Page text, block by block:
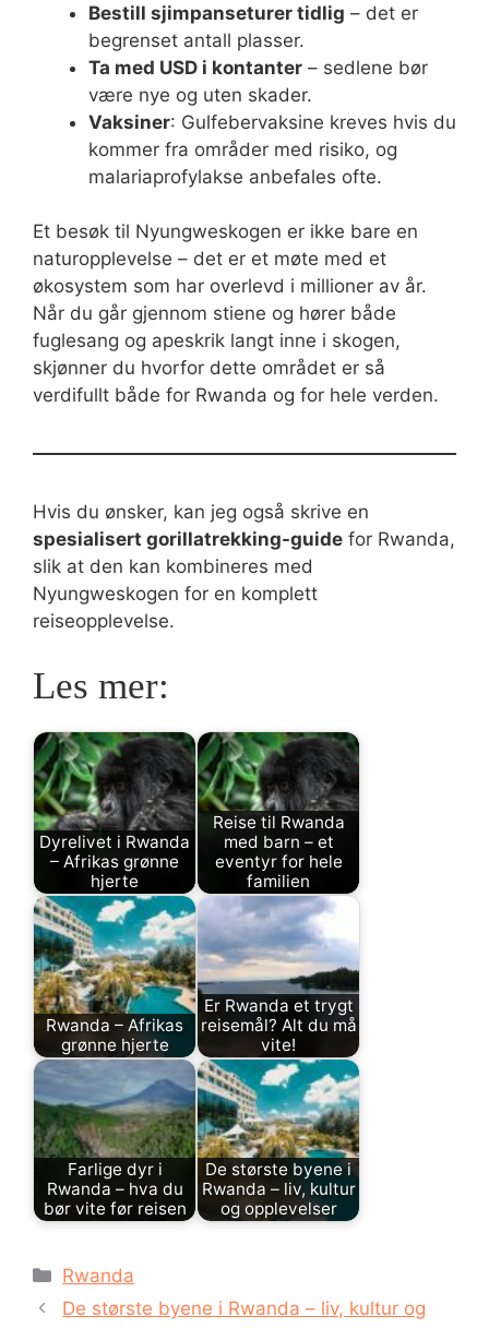
Bestill sjimpanseturer tidlig – det er
begrenset antall plasser.
Ta med USD i kontanter – sedlene bør
være nye og uten skader.
Vaksiner: Gulfebervaksine kreves hvis du
kommer fra områder med risiko, og
malariaprofylakse anbefales ofte.
Et besøk til Nyungweskogen er ikke bare en
naturopplevelse – det er et møte med et
økosystem som har overlevd i millioner av år.
Når du går gjennom stiene og hører både
fuglesang og apeskrik langt inne i skogen,
skjønner du hvorfor dette området er så
verdifullt både for Rwanda og for hele verden.
Hvis du ønsker, kan jeg også skrive en
spesialisert gorillatrekking-guide for Rwanda,
slik at den kan kombineres med
Nyungweskogen for en komplett
reiseopplevelse.
Les mer:
Dyrelivet i Rwanda
– Afrikas grønne
hjerte
Reise til Rwanda
med barn – et
eventyr for hele
familien
Rwanda – Afrikas
grønne hjerte
Er Rwanda et trygt
reisemål? Alt du må
vite!
Farlige dyr i
Rwanda – hva du
bør vite før reisen
De største byene i
Rwanda – liv, kultur
og opplevelser
Kategorier
Rwanda
De største byene i Rwanda – liv, kultur og